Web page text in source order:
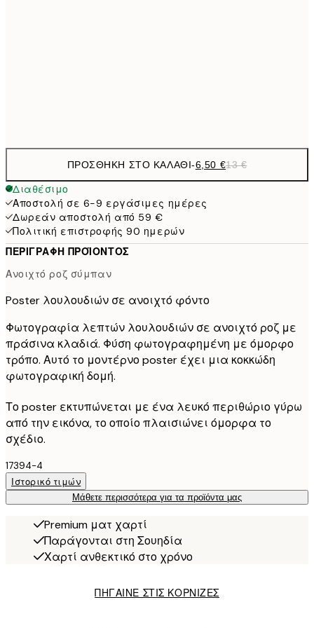
ΠΡΟΣΘΉΚΗ ΣΤΟ ΚΑΛΆΘΙ-6,50 €13 €
Διαθέσιμο
Αποστολή σε 6-9 εργάσιμες ημέρες
Δωρεάν αποστολή από 59 €
Πολιτική επιστροφής 90 ημερών
ΠΕΡΙΓΡΑΦΉ ΠΡΟΪΌΝΤΟΣ
Ανοιχτό ροζ σύμπαν
Poster λουλουδιών σε ανοιχτό φόντο
Φωτογραφία λεπτών λουλουδιών σε ανοιχτό ροζ με
πράσινα κλαδιά. Φύση φωτογραφημένη με όμορφο
τρόπο. Αυτό το μοντέρνο poster έχει μια κοκκώδη
φωτογραφική δομή.
Το poster εκτυπώνεται με ένα λευκό περιθώριο γύρω
από την εικόνα, το οποίο πλαισιώνει όμορφα το
σχέδιο.
17394-4
Ιστορικό τιμών
Μάθετε περισσότερα για τα προϊόντα μας
Premium ματ χαρτί
Παράγονται στη Σουηδία
Χαρτί ανθεκτικό στο χρόνο
ΠΗΓΑΙΝΕ ΣΤΙΣ ΚΟΡΝΙΖΕΣ